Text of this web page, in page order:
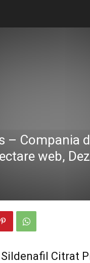
– Compania
web,
Citrat